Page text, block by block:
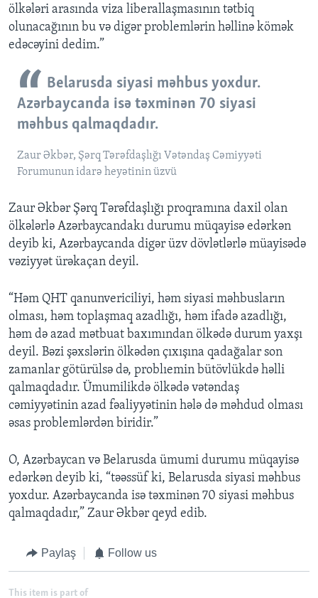
ölkələri arasında viza liberallaşmasının tətbiq
olunacağının bu və digər problemlərin həllinə kömək
edəcəyini dedim.”
Belarusda siyasi məhbus yoxdur.
Azərbaycanda isə təxminən 70 siyasi
məhbus qalmaqdadır.
Zaur Əkbər, Şərq Tərəfdaşlığı Vətəndaş Cəmiyyəti
Forumunun idarə heyətinin üzvü
Zaur Əkbər Şərq Tərəfdaşlığı proqramına daxil olan
ölkələrlə Azərbaycandakı durumu müqayisə edərkən
deyib ki, Azərbaycanda digər üzv dövlətlərlə müayisədə
vəziyyət ürəkaçan deyil.
“Həm QHT qanunvericiliyi, həm siyasi məhbusların
olması, həm toplaşmaq azadlığı, həm ifadə azadlığı,
həm də azad mətbuat baxımından ölkədə durum yaxşı
deyil. Bəzi şəxslərin ölkədən çıxışına qadağalar son
zamanlar götürülsə də, problıemin bütövlükdə həlli
qalmaqdadır. Ümumilikdə ölkədə vətəndaş
cəmiyyətinin azad fəaliyyətinin hələ də məhdud olması
əsas problemlərdən biridir.”
O, Azərbaycan və Belarusda ümumi durumu müqayisə
edərkən deyib ki, “təəssüf ki, Belarusda siyasi məhbus
yoxdur. Azərbaycanda isə təxminən 70 siyasi məhbus
qalmaqdadır,” Zaur Əkbər qeyd edib.
Paylaş Follow us
This item is part of